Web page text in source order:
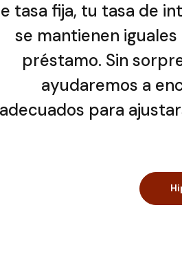
tasa fija, tu tasa de
se mantienen
préstamo. Sin
ayudaremos a
adecuados para